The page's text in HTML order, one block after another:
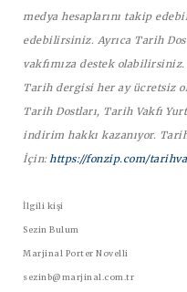
medya hesaplarını takip
edebilirsiniz. Ayrıca Tarih
vakfımıza destek
Tarih dergisi her ay ücretsiz
Tarih Dostları, Tarih Vakfı
indirim hakkı kazanıyor.
İçin: https://fonzip.com/
İlgili kişi
Sezin Bulum
Marjinal Porter Novelli
sezinb@marjinal.com.tr